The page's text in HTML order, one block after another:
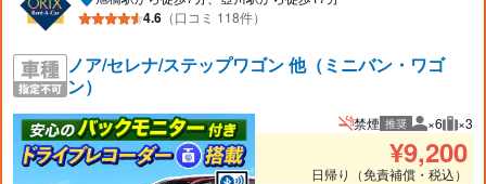
4.6 （口コミ 118件）
ノア/セレナ/ステップワゴン 他（ミニバン・ワゴ
ン）
禁煙 推奨 推奨人数
×6 推奨
×3
¥9,200
日帰り（免責補償・税込）